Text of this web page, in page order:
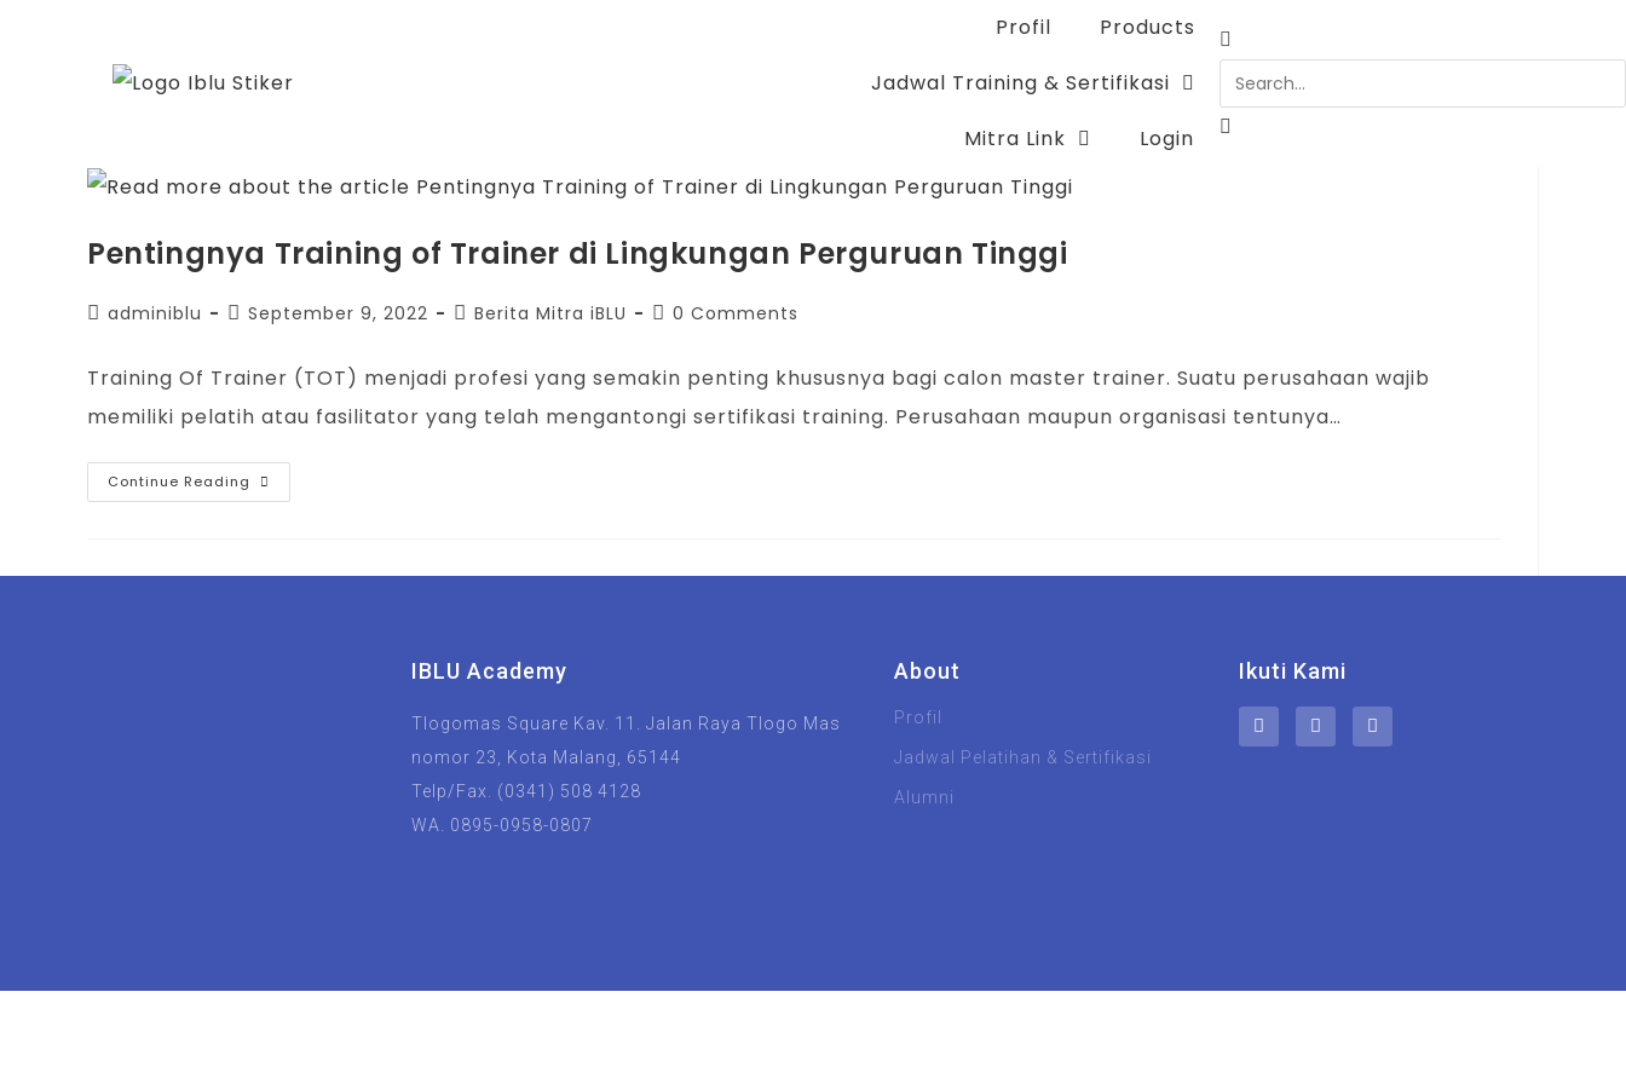
Profil
Products
Jadwal Training & Sertifikasi
Mitra Link
Login
Pentingnya Training of Trainer di Lingkungan Perguruan Tinggi
adminiblu September 9, 2022 Berita Mitra iBLU 0 Comments
Training Of Trainer (TOT) menjadi profesi yang semakin penting khususnya bagi calon master trainer. Suatu perusahaan wajib
memiliki pelatih atau fasilitator yang telah mengantongi sertifikasi training. Perusahaan maupun organisasi tentunya…
Continue Reading
IBLU Academy
Tlogomas Square Kav. 11. Jalan Raya Tlogo Mas
nomor 23, Kota Malang, 65144
Telp/Fax. (0341) 508 4128
WA. 0895-0958-0807
About
Profil
Jadwal Pelatihan & Sertifikasi
Alumni
Ikuti Kami